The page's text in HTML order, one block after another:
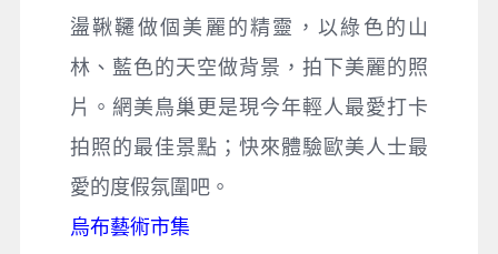
盪鞦韆做個美麗的精靈，以綠色的山
林、藍色的天空做背景，拍下美麗的照
片。網美鳥巢更是現今年輕人最愛打卡
拍照的最佳景點；快來體驗歐美人士最
愛的度假氛圍吧。
烏布藝術市集